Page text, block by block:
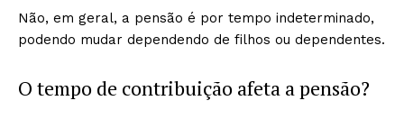
Não, em geral, a pensão é por tempo indeterminado,
podendo mudar dependendo de filhos ou dependentes.
O tempo de contribuição afeta a pensão?